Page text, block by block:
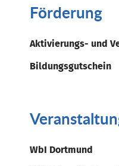
Förderung
Aktivierungs- und
Bildungsgutschein
WbI Dortmund